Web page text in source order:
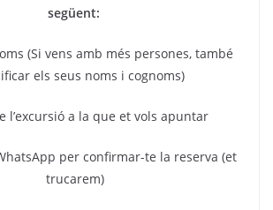
següent:
(Si vens amb més persones, també
els seus noms i cognoms)
l’excursió a la que et vols apuntar
per confirmar-te la reserva (et
trucarem)